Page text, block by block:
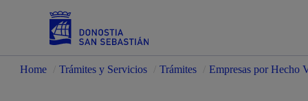
Home Trámites y Servicios Trámites Empresas por Hecho